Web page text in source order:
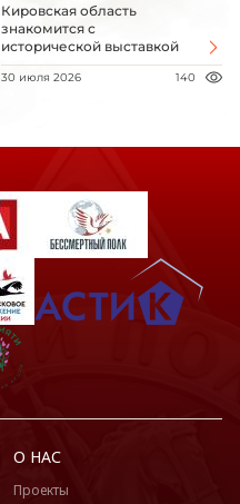
Кировская область
знакомится с
исторической выставкой
30 июля 2026 140
О НАС
Проекты